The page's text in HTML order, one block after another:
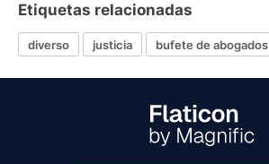
Etiquetas relacionadas
diverso justicia bufete de abogados